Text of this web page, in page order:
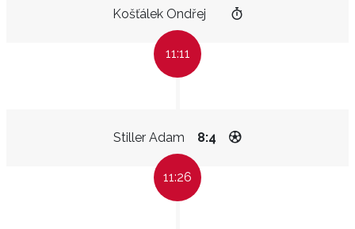
Košťálek Ondřej
11:11
Stiller Adam 8:4
11:26